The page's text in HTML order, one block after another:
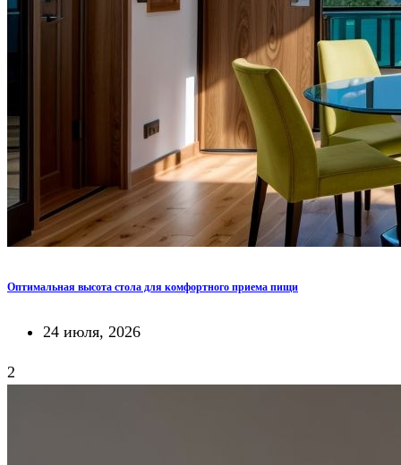
Оптимальная высота стола для комфортного приема пищи
24 июля, 2026
2